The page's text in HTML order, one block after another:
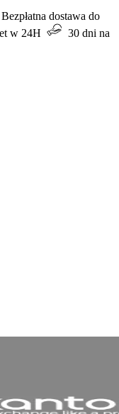
Bezpłatna dostawa do
w 24H
30 dni na